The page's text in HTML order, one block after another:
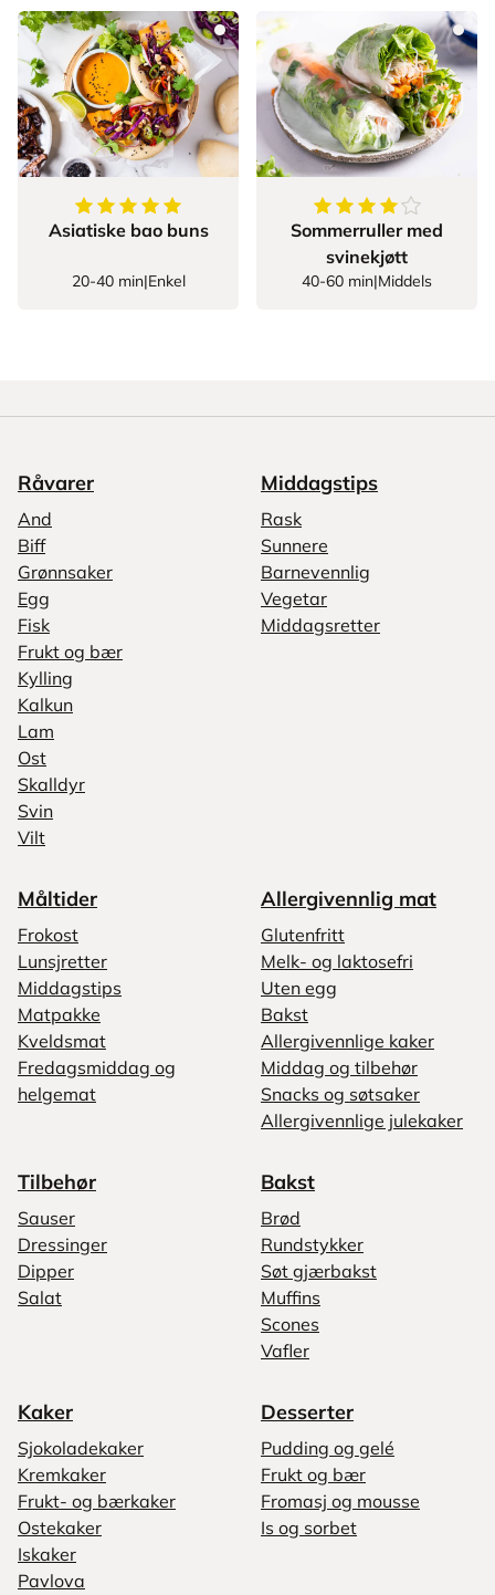
5av5stjerner
Asiatiske bao buns
20-40 min|Enkel
4.666666666666667
Sommerruller med
svinekjøtt
40-60 min|Middels
Råvarer
And
Biff
Grønnsaker
Egg
Fisk
Frukt og bær
Kylling
Kalkun
Lam
Ost
Skalldyr
Svin
Vilt
Middagstips
Rask
Sunnere
Barnevennlig
Vegetar
Middagsretter
Måltider
Frokost
Lunsjretter
Middagstips
Matpakke
Kveldsmat
Fredagsmiddag og
helgemat
Allergivennlig mat
Glutenfritt
Melk- og laktosefri
Uten egg
Bakst
Allergivennlige kaker
Middag og tilbehør
Snacks og søtsaker
Allergivennlige julekaker
Tilbehør
Sauser
Dressinger
Dipper
Salat
Bakst
Brød
Rundstykker
Søt gjærbakst
Muffins
Scones
Vafler
Kaker
Sjokoladekaker
Kremkaker
Frukt- og bærkaker
Ostekaker
Iskaker
Pavlova
Desserter
Pudding og gelé
Frukt og bær
Fromasj og mousse
Is og sorbet